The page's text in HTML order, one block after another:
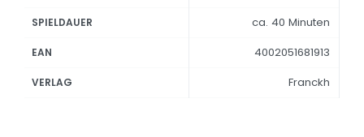
SPIELDAUER ca. 40 Minuten
EAN 4002051681913
VERLAG Franckh